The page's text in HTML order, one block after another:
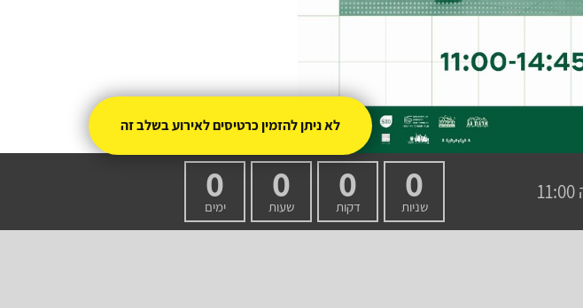
0
שניות
0
דקות
0
שעות
0
ימים
לא ניתן להזמין כרטיסים לאירוע בשלב זה